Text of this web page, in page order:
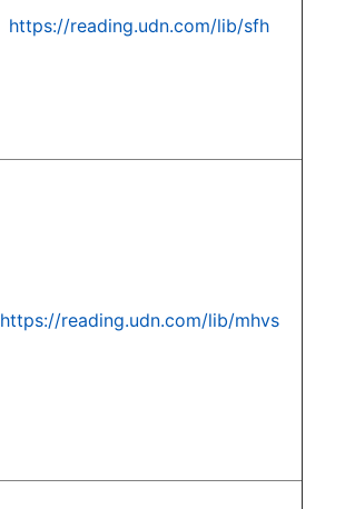
https://reading.udn.com/lib/sfh
https://reading.udn.com/lib/mhvs